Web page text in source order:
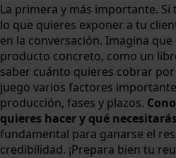
La primera y más importante.
lo que quieres exponer a tu
en la conversación. Imagina
producto concreto, como un
saber cuánto quieres cobrar
juego varios factores
producción, fases y plazos.
quieres hacer y qué
fundamental para ganarse el
credibilidad. ¡Prepara bien tu